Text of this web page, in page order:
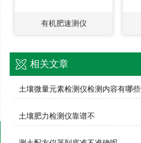
有机肥速测仪
相关文章
土壤微量元素检测仪检测内容有哪些
土壤肥力检测仪靠谱不